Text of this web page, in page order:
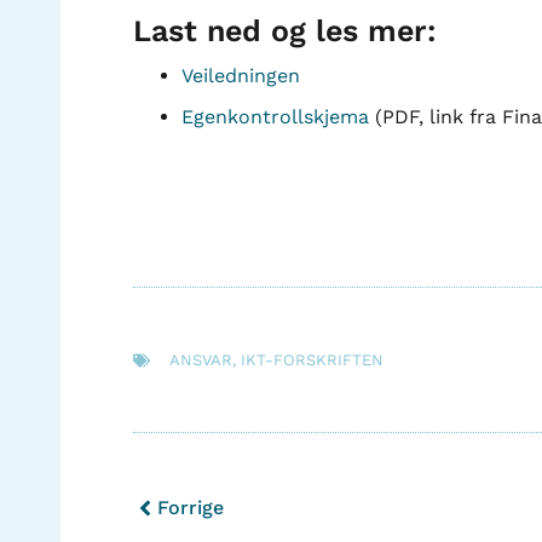
Last ned og les mer:
Veiledningen
Egenkontrollskjema (PDF, link fra
ANSVAR, IKT-FORSKRIFTEN
Forrige